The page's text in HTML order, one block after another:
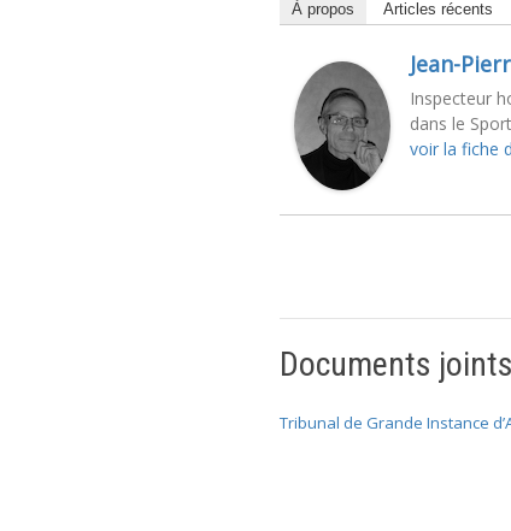
À propos Articles récents
Jean-
Inspecteur
dans le
voir la fiche
Documents
Tribunal de Grande Instance